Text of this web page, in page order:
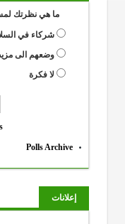
ما هي نظرتك
شركاء في
وضعهم الى
لا فكرة
Polls Archive
إعلانات